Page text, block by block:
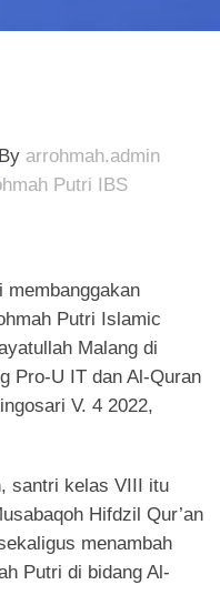
By arrohmah.admin
Putri IBS
Putri Islamic
Malang di
Pro-U IT dan Al-Quran
V. 4 2022,
santri kelas VIII itu
Hifdzil Qur’an
menambah
Putri di bidang Al-